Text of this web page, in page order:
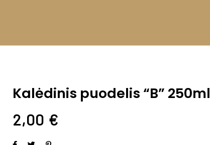
Kalėdinis puodelis “B” 250ml
2,00 €